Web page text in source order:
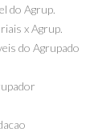
do Agrup.
x Agrup.
do Agrupado